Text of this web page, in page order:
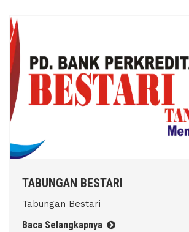
TABUNGAN BESTARI
Tabungan Bestari
Baca Selangkapnya